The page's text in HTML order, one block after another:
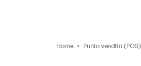
Home Punto vendita (POS)